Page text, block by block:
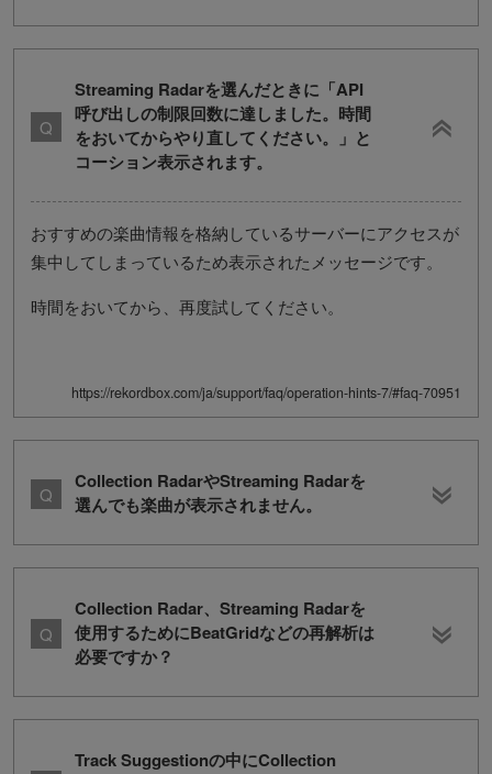
Streaming Radarを選んだときに「API
呼び出しの制限回数に達しました。時間
をおいてからやり直してください。」と
コーション表示されます。
おすすめの楽曲情報を格納しているサーバーにアクセスが
集中してしまっているため表示されたメッセージです。
時間をおいてから、再度試してください。
https://rekordbox.com/ja/support/faq/operation-hints-7/#faq-70951
Collection RadarやStreaming Radarを
選んでも楽曲が表示されません。
Collection Radar、Streaming Radarを
使用するためにBeatGridなどの再解析は
必要ですか？
Track Suggestionの中にCollection